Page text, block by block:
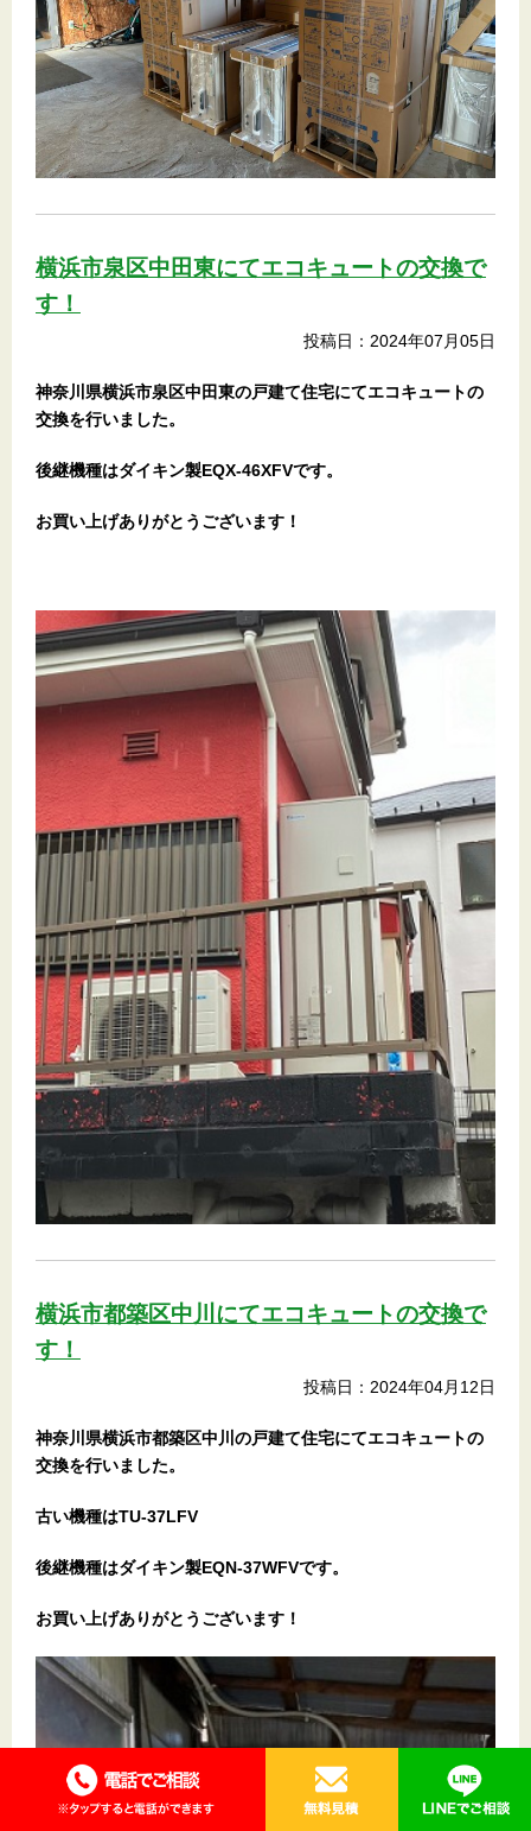
横浜市泉区中田東にてエコキュートの交換で
す！
投稿日：2024年07月05日
神奈川県横浜市泉区中田東の戸建て住宅にてエコキュートの
交換を行いました。
後継機種はダイキン製EQX-46XFVです。
お買い上げありがとうございます！
横浜市都築区中川にてエコキュートの交換で
す！
投稿日：2024年04月12日
神奈川県横浜市都築区中川の戸建て住宅にてエコキュートの
交換を行いました。
古い機種はTU-37LFV
後継機種はダイキン製EQN-37WFVです。
お買い上げありがとうございます！